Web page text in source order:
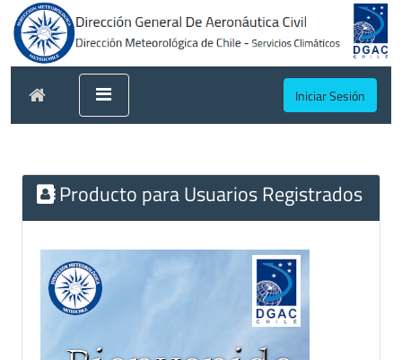
Iniciar Sesión
Producto para Usuarios Registrados